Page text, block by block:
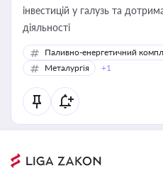
інвестицій у галузь та
діяльності
Паливно-енергетичний
Металургія
+1